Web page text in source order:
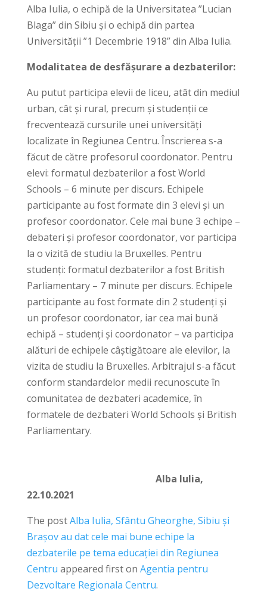
Alba Iulia, o echipă de la Universitatea ”Lucian
Blaga” din Sibiu și o echipă din partea
Universității ”1 Decembrie 1918” din Alba Iulia.
Modalitatea de desfășurare a dezbaterilor:
Au putut participa elevii de liceu, atât din mediul
urban, cât și rural, precum și studenții ce
frecventează cursurile unei universități
localizate în Regiunea Centru. Înscrierea s-a
făcut de către profesorul coordonator. Pentru
elevi: formatul dezbaterilor a fost World
Schools – 6 minute per discurs. Echipele
participante au fost formate din 3 elevi și un
profesor coordonator. Cele mai bune 3 echipe –
debateri și profesor coordonator, vor participa
la o vizită de studiu la Bruxelles. Pentru
studenți: formatul dezbaterilor a fost British
Parliamentary – 7 minute per discurs. Echipele
participante au fost formate din 2 studenți și
un profesor coordonator, iar cea mai bună
echipă – studenți și coordonator – va participa
alături de echipele câștigătoare ale elevilor, la
vizita de studiu la Bruxelles. Arbitrajul s-a făcut
conform standardelor medii recunoscute în
comunitatea de dezbateri academice, în
formatele de dezbateri World Schools și British
Parliamentary.
Alba Iulia,
22.10.2021
The postAlba Iulia, Sfântu Gheorghe, Sibiu și
Brașov au dat cele mai bune echipe la
dezbaterile pe tema educației din Regiunea
Centru appeared first on Agentia pentru
Dezvoltare Regionala Centru.